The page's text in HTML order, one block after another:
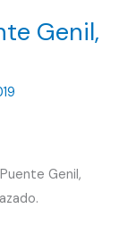
Genil,
Genil,